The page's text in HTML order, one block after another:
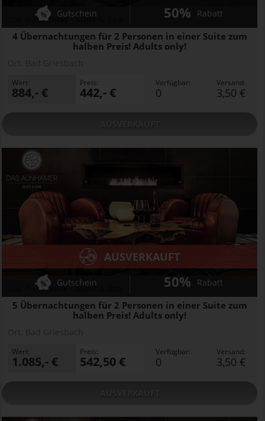
Das Aunhamer - Suite & Spa
4 Übernachtungen für 2 Personen in einer Suite zum
halben Preis! Adults only!
Gutschein 50% Rabatt
Wert:
884,- €
Preis:
442,- €
Verfügbar:
0
Versand:
3,50 €
Das Aunhamer - Suite & Spa
5 Übernachtungen für 2 Personen in einer Suite zum
halben Preis! Adults only!
AUSVERKAUFT
Gutschein 50% Rabatt
Wert:
1.085,- €
Preis:
542,50 €
Verfügbar:
0
Versand:
3,50 €